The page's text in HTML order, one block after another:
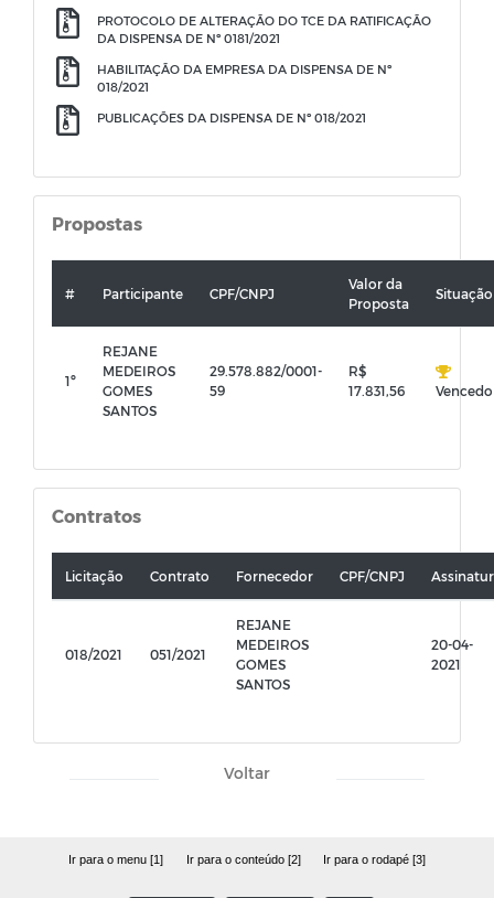
PROTOCOLO DE ALTERAÇÃO DO TCE DA RATIFICAÇÃO
DA DISPENSA DE Nº 0181/2021
HABILITAÇÃO DA EMPRESA DA DISPENSA DE Nº
018/2021
PUBLICAÇÕES DA DISPENSA DE Nº 018/2021
Propostas
# Participante CPF/CNPJ
Valor da
Proposta
Situação
1º
REJANE
MEDEIROS
GOMES
SANTOS
29.578.882/0001-
59
R$
17.831,56
Contratos
Licitação Contrato Fornecedor CPF/CNPJ
018/2021 051/2021
REJANE
MEDEIROS
GOMES
SANTOS
20-04-
2021
Voltar
Ir para o menu [1] Ir para o conteúdo [2] Ir para o rodapé [3]